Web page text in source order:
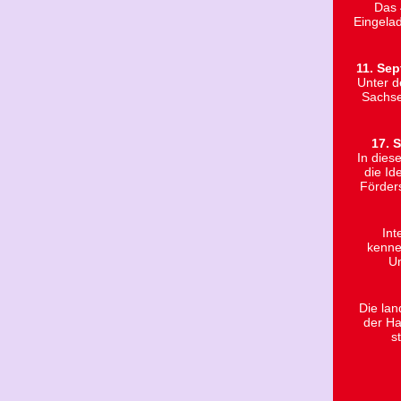
Das
11.
Unter
17.
In
die
Die
der